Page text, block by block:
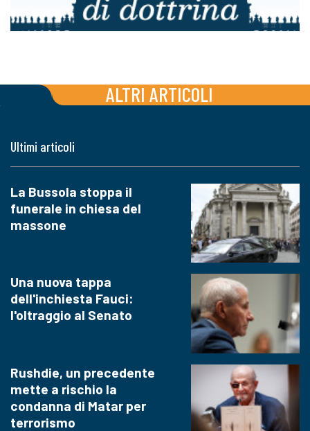
ALTRI ARTICOLI
Ultimi articoli
La Bussola stoppa il
funerale in chiesa del
massone
Una nuova tappa
dell'inchiesta Fauci:
l'oltraggio al Senato
Rushdie, un precedente
mette a rischio la
condanna di Matar per
terrorismo